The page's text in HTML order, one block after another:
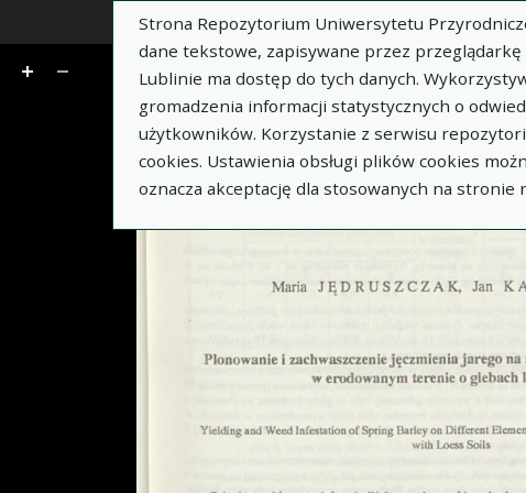
Strona Repozytorium Uniwersytetu
dane tekstowe, zapisywane przez
Lublinie ma dostęp do tych danych.
gromadzenia informacji statystycznych o
użytkowników. Korzystanie z serwisu
cookies. Ustawienia obsługi plików cookies
oznacza akceptację dla stosowanych na stronie
z 8